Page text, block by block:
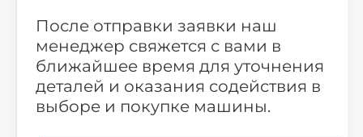
После отправки заявки наш
менеджер свяжется с вами в
ближайшее время для уточнения
деталей и оказания содействия в
выборе и покупке машины.